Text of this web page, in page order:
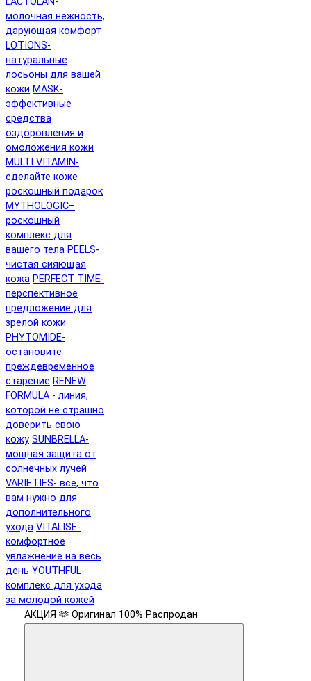
молочная нежность,
дарующая комфорт
LOTIONS-
натуральные
лосьоны для вашей
кожи MASK-
эффективные
средства
оздоровления и
омоложения кожи
MULTI VITAMIN-
сделайте коже
роскошный подарок
MYTHOLOGIC–
роскошный
комплекс для
вашего тела PEELS-
чистая сияющая
кожа PERFECT TIME-
перспективное
предложение для
зрелой кожи
PHYTOMIDE-
остановите
преждевременное
старение RENEW
FORMULA - линия,
которой не страшно
доверить свою
кожу SUNBRELLA-
мощная защита от
солнечных лучей
VARIETIES- всё, что
вам нужно для
дополнительного
ухода VITALISE-
комфортное
увлажнение на весь
день YOUTHFUL-
комплекс для ухода
за молодой кожей
АКЦИЯ 🫶 Оригинал 100% Распродан